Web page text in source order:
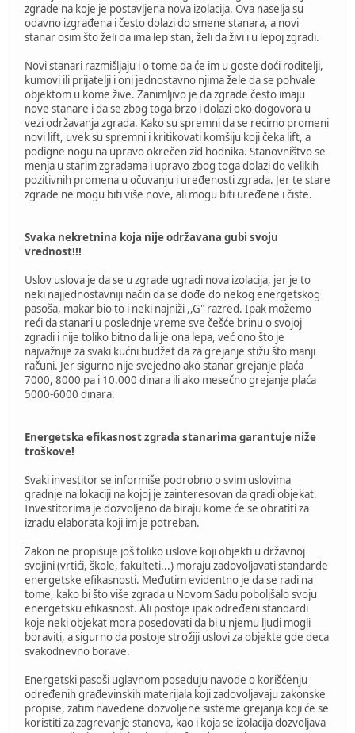
zgrade na koje je postavljena nova izolacija. Ova naselja su
odavno izgrađena i često dolazi do smene stanara, a novi
stanar osim što želi da ima lep stan, želi da živi i u lepoj zgradi.
Novi stanari razmišljaju i o tome da će im u goste doći roditelji,
kumovi ili prijatelji i oni jednostavno njima žele da se pohvale
objektom u kome žive. Zanimljivo je da zgrade često imaju
nove stanare i da se zbog toga brzo i dolazi oko dogovora u
vezi održavanja zgrada. Kako su spremni da se recimo promeni
novi lift, uvek su spremni i kritikovati komšiju koji čeka lift, a
podigne nogu na upravo okrečen zid hodnika. Stanovništvo se
menja u starim zgradama i upravo zbog toga dolazi do velikih
pozitivnih promena u očuvanju i uređenosti zgrada. Jer te stare
zgrade ne mogu biti više nove, ali mogu biti uređene i čiste.
Svaka nekretnina koja nije održavana gubi svoju
vrednost!!!
Uslov uslova je da se u zgrade ugradi nova izolacija, jer je to
neki najjednostavniji način da se dođe do nekog energetskog
pasoša, makar bio to i neki najniži ,,G" razred. Ipak možemo
reći da stanari u poslednje vreme sve češće brinu o svojoj
zgradi i nije toliko bitno da li je ona lepa, već ono što je
najvažnije za svaki kućni budžet da za grejanje stižu što manji
računi. Jer sigurno nije svejedno ako stanar grejanje plaća
7000, 8000 pa i 10.000 dinara ili ako mesečno grejanje plaća
5000-6000 dinara.
Energetska efikasnost zgrada stanarima garantuje niže
troškove!
Svaki investitor se informiše podrobno o svim uslovima
gradnje na lokaciji na kojoj je zainteresovan da gradi objekat.
Investitorima je dozvoljeno da biraju kome će se obratiti za
izradu elaborata koji im je potreban.
Zakon ne propisuje još toliko uslove koji objekti u državnoj
svojini (vrtići, škole, fakulteti...) moraju zadovoljavati standarde
energetske efikasnosti. Međutim evidentno je da se radi na
tome, kako bi što više zgrada u Novom Sadu poboljšalo svoju
energetsku efikasnost. Ali postoje ipak određeni standardi
koje neki objekat mora posedovati da bi u njemu ljudi mogli
boraviti, a sigurno da postoje strožiji uslovi za objekte gde deca
svakodnevno borave.
Energetski pasoši uglavnom poseduju navode o korišćenju
određenih građevinskih materijala koji zadovoljavaju zakonske
propise, zatim navedene dozvoljene sisteme grejanja koji će se
koristiti za zagrevanje stanova, kao i koja se izolacija dozvoljava